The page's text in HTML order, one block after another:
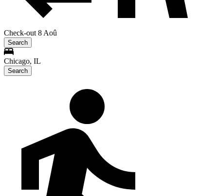
Check-out 8 Aoû
Search
Chicago, IL
Search